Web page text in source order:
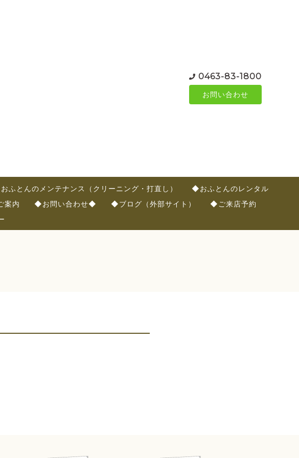
0463-83-1800
お問い合わせ
ふとんのメンテナンス（クリーニング・打直し）
◆おふとんのレンタル
案内 ◆お問い合わせ◆ ◆ブログ（外部サイト）
◆ご来店予約